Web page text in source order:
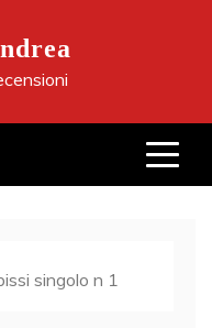
singolo n 1